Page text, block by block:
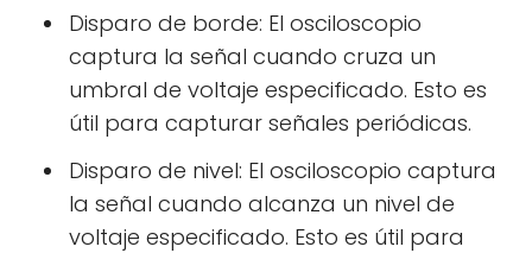
Disparo de borde: El osciloscopio
captura la señal cuando cruza un
umbral de voltaje especificado. Esto es
útil para capturar señales periódicas.
Disparo de nivel: El osciloscopio captura
la señal cuando alcanza un nivel de
voltaje especificado. Esto es útil para